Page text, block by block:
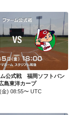
6月5日 ファーム公式戦 福岡ソフトバンクホークスvs広島東洋カープ
公式戦 福岡ソフトバン
島東洋カープ
金) 08:55〜 UTC